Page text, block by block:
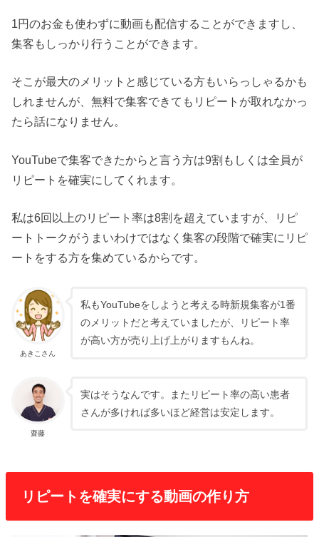
1円のお金も使わずに動画も配信することができますし、
集客もしっかり行うことができます。
そこが最大のメリットと感じている方もいらっしゃるかも
しれませんが、無料で集客できてもリピートが取れなかっ
たら話になりません。
YouTubeで集客できたからと言う方は9割もしくは全員が
リピートを確実にしてくれます。
私は6回以上のリピート率は8割を超えていますが、リピ
ートトークがうまいわけではなく集客の段階で確実にリピ
ートをする方を集めているからです。
あきこさん
私もYouTubeをしようと考える時新規集客が1番
のメリットだと考えていましたが、リピート率
が高い方が売り上げ上がりますもんね。
齋藤
実はそうなんです。またリピート率の高い患者
さんが多ければ多いほど経営は安定します。
リピートを確実にする動画の作り方